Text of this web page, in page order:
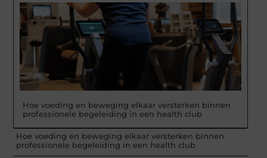
Hoe voeding en beweging elkaar versterken binnen
professionele begeleiding in een health club
Hoe voeding en beweging elkaar versterken binnen
professionele begeleiding in een health club